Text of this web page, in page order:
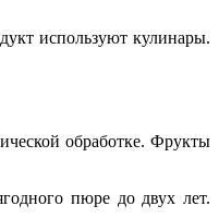
используют кулинары.
обработке. Фрукты
пюре до двух лет.